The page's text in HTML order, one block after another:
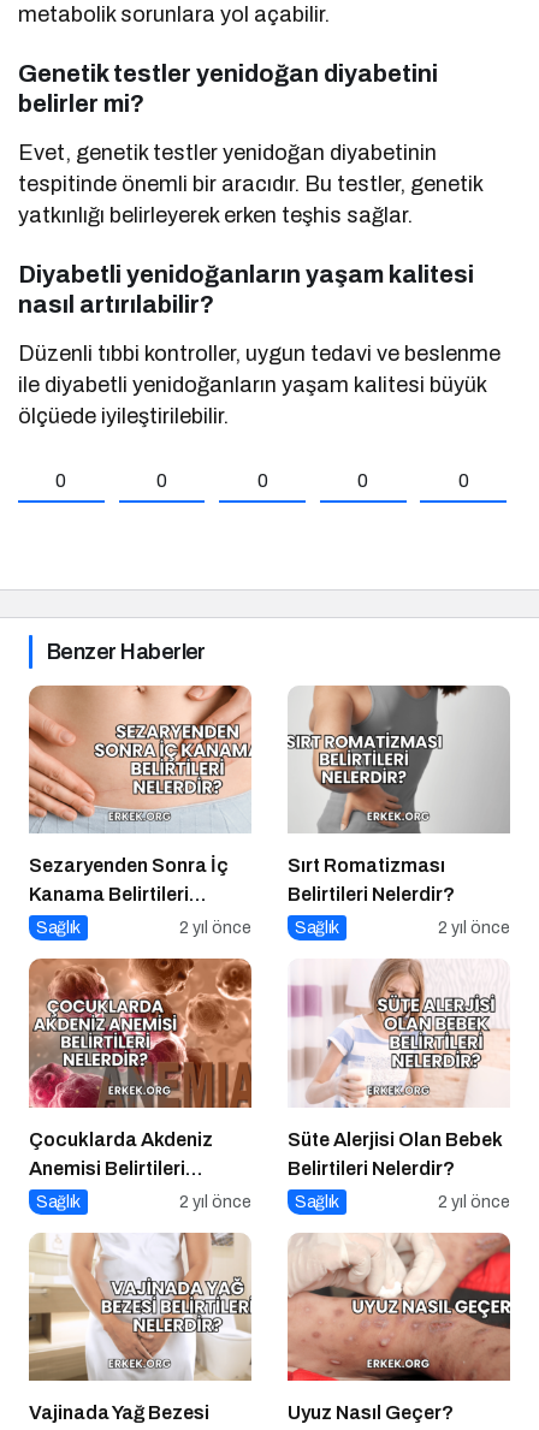
metabolik sorunlara yol açabilir.
Genetik testler yenidoğan diyabetini
belirler mi?
Evet, genetik testler yenidoğan diyabetinin
tespitinde önemli bir aracıdır. Bu testler, genetik
yatkınlığı belirleyerek erken teşhis sağlar.
Diyabetli yenidoğanların yaşam kalitesi
nasıl artırılabilir?
Düzenli tıbbi kontroller, uygun tedavi ve beslenme
ile diyabetli yenidoğanların yaşam kalitesi büyük
ölçüede iyileştirilebilir.
0 0 0 0 0
Benzer Haberler
Sezaryenden Sonra İç
Kanama Belirtileri
Nelerdir?
Sağlık 2 yıl önce
Sırt Romatizması
Belirtileri Nelerdir?
Sağlık 2 yıl önce
Çocuklarda Akdeniz
Anemisi Belirtileri
Nelerdir?
Sağlık 2 yıl önce
Süte Alerjisi Olan Bebek
Belirtileri Nelerdir?
Sağlık 2 yıl önce
Vajinada Yağ Bezesi
Uyuz Nasıl Geçer?